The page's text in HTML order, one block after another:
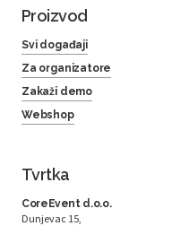
Proizvod
Svi događaji
Za organizatore
Zakaži demo
Webshop
Tvrtka
CoreEvent d.o.o.
Dunjevac 15,